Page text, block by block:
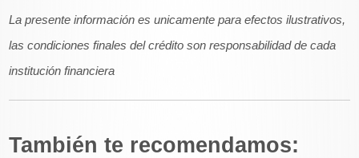
La presente información es unicamente para efectos ilustrativos,
las condiciones finales del crédito son responsabilidad de cada
institución financiera
También te recomendamos: